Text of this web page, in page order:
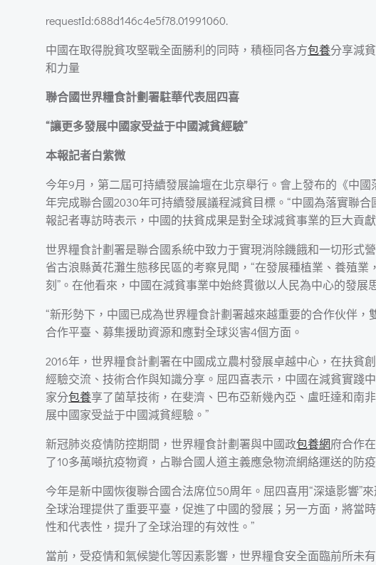
requestId:688d146c4e5f78.01991060.
中國在取得脫貧攻堅戰全面勝利的同時，積極同各方包養分享減
和力量
聯合國世界糧食計劃署駐華代表屈四喜
“讓更多發展中國家受益于中國減貧經驗”
本報記者白紫微
今年9月，第二屆可持續發展論壇在北京舉行。會上發布的《中
年完成聯合國2030年可持續發展議程減貧目標。“中國為落實聯
報記者專訪時表示，中國的扶貧成果是對全球減貧事業的巨大貢
世界糧食計劃署是聯合國系統中致力于實現消除饑餓和一切形式
省古浪縣黃花灘生態移民區的考察見聞，“在發展種植業、養殖
刻”。在他看來，中國在減貧事業中始終貫徹以人民為中心的發展
“新形勢下，中國已成為世界糧食計劃署越來越重要的合作伙伴
合作平臺、募集援助資源和應對全球災害4個方面。
2016年，世界糧食計劃署在中國成立農村發展卓越中心，在扶
經驗交流、技術合作與知識分享。屈四喜表示，中國在減貧實踐
家分包養享了菌草技術，在斐濟、巴布亞新幾內亞、盧旺達和南
展中國家受益于中國減貧經驗。”
新冠肺炎疫情防控期間，世界糧食計劃署與中國政包養網府合作
了10多萬噸抗疫物資，占聯合國人道主義應急物流網絡運送的防
今年是新中國恢復聯合國合法席位50周年。屈四喜用“深遠影響”
全球治理提供了重要平臺，促進了中國的發展；另一方面，將當
性和代表性，提升了全球治理的有效性。”
當前，受疫情和氣候變化等因素影響，世界糧食安全面臨前所未